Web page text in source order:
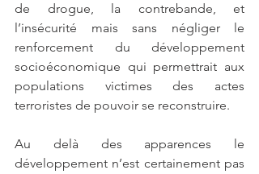
de drogue, la contrebande, et
l’insécurité mais sans négliger le
renforcement du développement
socioéconomique qui permettrait aux
populations victimes des actes
terroristes de pouvoir se reconstruire.
Au delà des apparences le
développement n’est certainement pas